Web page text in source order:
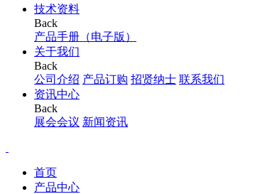
技术资料
Back
产品手册（电子版）
关于我们
Back
公司介绍 产品订购 招贤纳士 联系我们
资讯中心
Back
展会会议 新闻资讯
首页
产品中心